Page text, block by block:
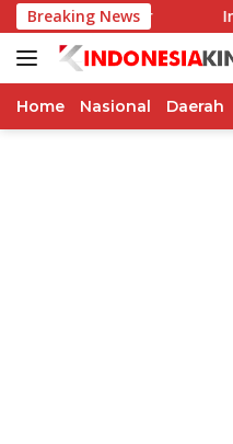
Langsung
ke
konten
Breaking News
Miliar Indosat
Home Nasional Daerah